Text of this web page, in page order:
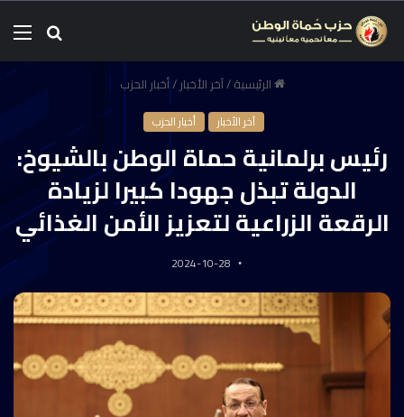
الرئيسية/آخر الأخبار/أخبار الحزب
آخر الأخبار أخبار الحزب
رئيس برلمانية حماة الوطن بالشيوخ:
الدولة تبذل جهودا كبيرا لزيادة
الرقعة الزراعية لتعزيز الأمن الغذائي
2024-10-28